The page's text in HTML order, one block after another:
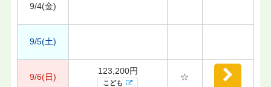
9/4(金)
9/5(土)
9/6(日)
123,200円
こども
☆